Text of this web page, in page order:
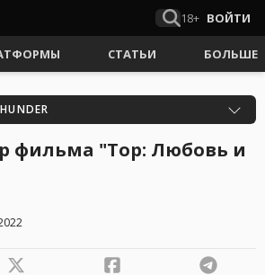
18+ ВОЙТИ
СТАТЬИ БОЛЬШЕ
фильма "Тор: Любовь и